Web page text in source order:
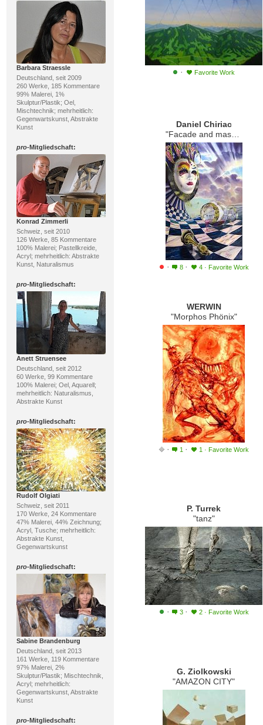
Barbara Straessle
Deutschland, seit 2009
260 Werke, 185 Kommentare
99% Malerei, 1%
Skulptur/Plastik; Oel,
Mischtechnik; mehrheitlich:
Gegenwartskunst, Abstrakte
Kunst
pro-Mitgliedschaft:
Konrad Zimmerli
Schweiz, seit 2010
126 Werke, 85 Kommentare
100% Malerei; Pastellkreide,
Acryl; mehrheitlich: Abstrakte
Kunst, Naturalismus
pro-Mitgliedschaft:
Anett Struensee
Deutschland, seit 2012
60 Werke, 99 Kommentare
100% Malerei; Oel, Aquarell;
mehrheitlich: Naturalismus,
Abstrakte Kunst
pro-Mitgliedschaft:
Rudolf Olgiati
Schweiz, seit 2011
170 Werke, 24 Kommentare
47% Malerei, 44% Zeichnung;
Acryl, Tusche; mehrheitlich:
Abstrakte Kunst,
Gegenwartskunst
pro-Mitgliedschaft:
Sabine Brandenburg
Deutschland, seit 2013
161 Werke, 119 Kommentare
97% Malerei, 2%
Skulptur/Plastik; Mischtechnik,
Acryl; mehrheitlich:
Gegenwartskunst, Abstrakte
Kunst
pro-Mitgliedschaft:
· Favorite Work
Daniel Chiriac
"Facade and masquerade"
· 8 · 4 · Favorite Work
WERWIN
"Morphos Phönix"
· 1 · 1 · Favorite Work
P. Turrek
"tanz"
· 3 · 2 · Favorite Work
G. Ziolkowski
"AMAZON CITY"